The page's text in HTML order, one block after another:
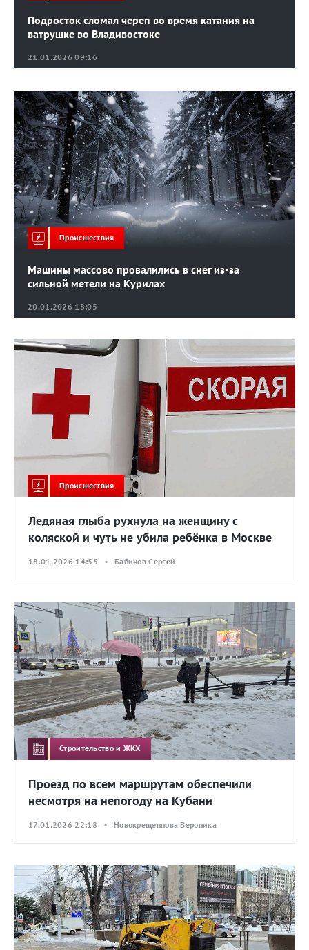
21.01.2026 09:16
Подросток сломал череп во время катания на
ватрушке во Владивостоке
20.01.2026 18:05
Машины массово провалились в снег из-за
сильной метели на Курилах
Происшествия
Происшествия
Ледяная глыба рухнула на женщину с
коляской и чуть не убила ребёнка в Москве
18.01.2026 14:55 • Бабинов Сергей
Строительство и ЖКХ
Проезд по всем маршрутам обеспечили
несмотря на непогоду на Кубани
17.01.2026 22:18 • Новокрещеннова Вероника